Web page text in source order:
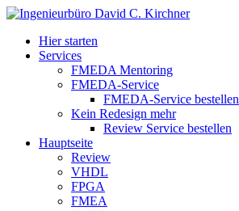
Hier starten
Services
FMEDA Mentoring
FMEDA-Service
FMEDA-Service bestellen
Kein Redesign mehr
Review Service bestellen
Hauptseite
Review
VHDL
FPGA
FMEA